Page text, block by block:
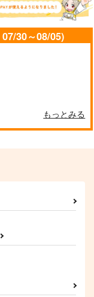
30～08/05)
もっとみる